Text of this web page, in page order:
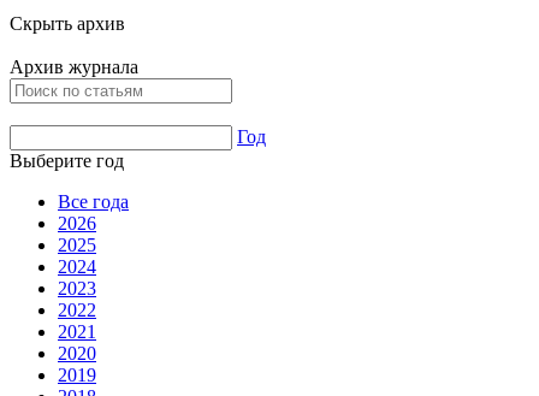
Скрыть архив
Архив журнала
Год
Выберите год
Все года
2026
2025
2024
2023
2022
2021
2020
2019